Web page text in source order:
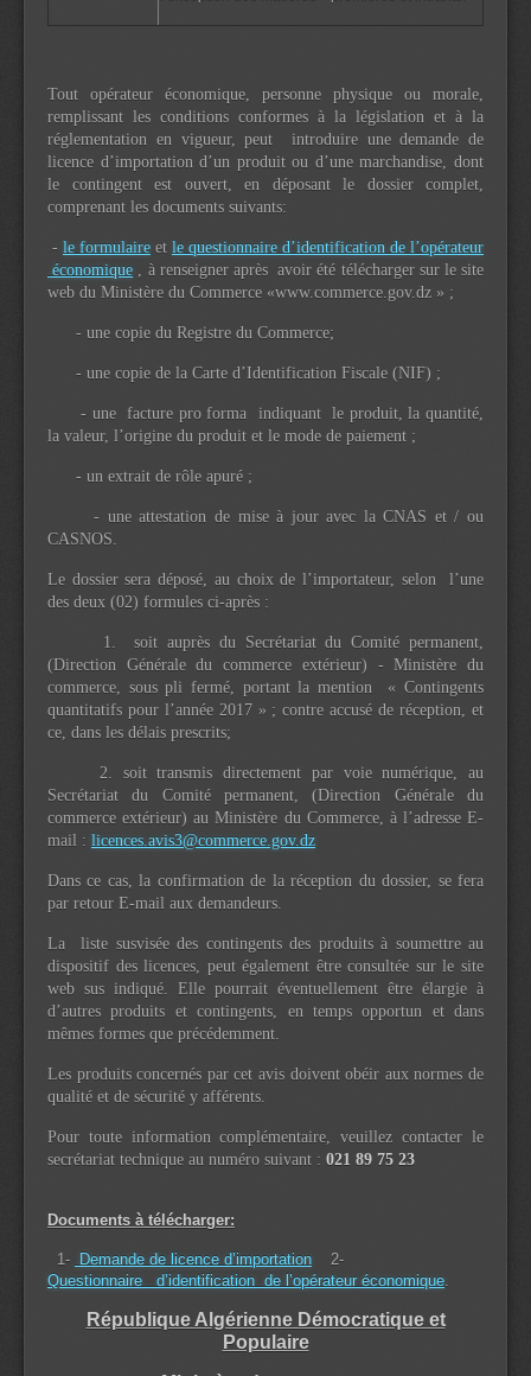
Tout opérateur économique, personne physique ou morale,
remplissant les conditions conformes à la législation et à la
réglementation en vigueur, peut introduire une demande de
licence d’importation d’un produit ou d’une marchandise, dont
le contingent est ouvert, en déposant le dossier complet,
comprenant les documents suivants:
- le formulaire et le questionnaire d’identification de l’opérateur
économique , à renseigner après avoir été télécharger sur le site
web du Ministère du Commerce «www.commerce.gov.dz » ;
- une copie du Registre du Commerce;
- une copie de la Carte d’Identification Fiscale (NIF) ;
- une facture pro forma indiquant le produit, la quantité,
la valeur, l’origine du produit et le mode de paiement ;
- un extrait de rôle apuré ;
- une attestation de mise à jour avec la CNAS et / ou
CASNOS.
Le dossier sera déposé, au choix de l’importateur, selon l’une
des deux (02) formules ci-après :
1. soit auprès du Secrétariat du Comité permanent,
(Direction Générale du commerce extérieur) - Ministère du
commerce, sous pli fermé, portant la mention « Contingents
quantitatifs pour l’année 2017 » ; contre accusé de réception, et
ce, dans les délais prescrits;
2. soit transmis directement par voie numérique, au
Secrétariat du Comité permanent, (Direction Générale du
commerce extérieur) au Ministère du Commerce, à l’adresse E-
mail : licences.avis3@commerce.gov.dz
Dans ce cas, la confirmation de la réception du dossier, se fera
par retour E-mail aux demandeurs.
La liste susvisée des contingents des produits à soumettre au
dispositif des licences, peut également être consultée sur le site
web sus indiqué. Elle pourrait éventuellement être élargie à
d’autres produits et contingents, en temps opportun et dans
mêmes formes que précédemment.
Les produits concernés par cet avis doivent obéir aux normes de
qualité et de sécurité y afférents.
Pour toute information complémentaire, veuillez contacter le
secrétariat technique au numéro suivant : 021 89 75 23
Documents à télécharger:
1- Demande de licence d’importation 2-
Questionnaire d’identification de l’opérateur économique.
République Algérienne Démocratique et
Populaire